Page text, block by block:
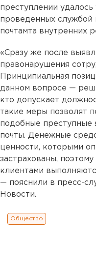
преступлении удалось
проведенных службой
почтамта внутренних
«Сразу же после
правонарушения
Принципиальная
данном вопросе —
кто допускает
такие меры позволят
подобные преступные
почты. Денежные
ценности, которыми
застрахованы,
клиентами
— пояснили в пресс-
Новости.
Общество